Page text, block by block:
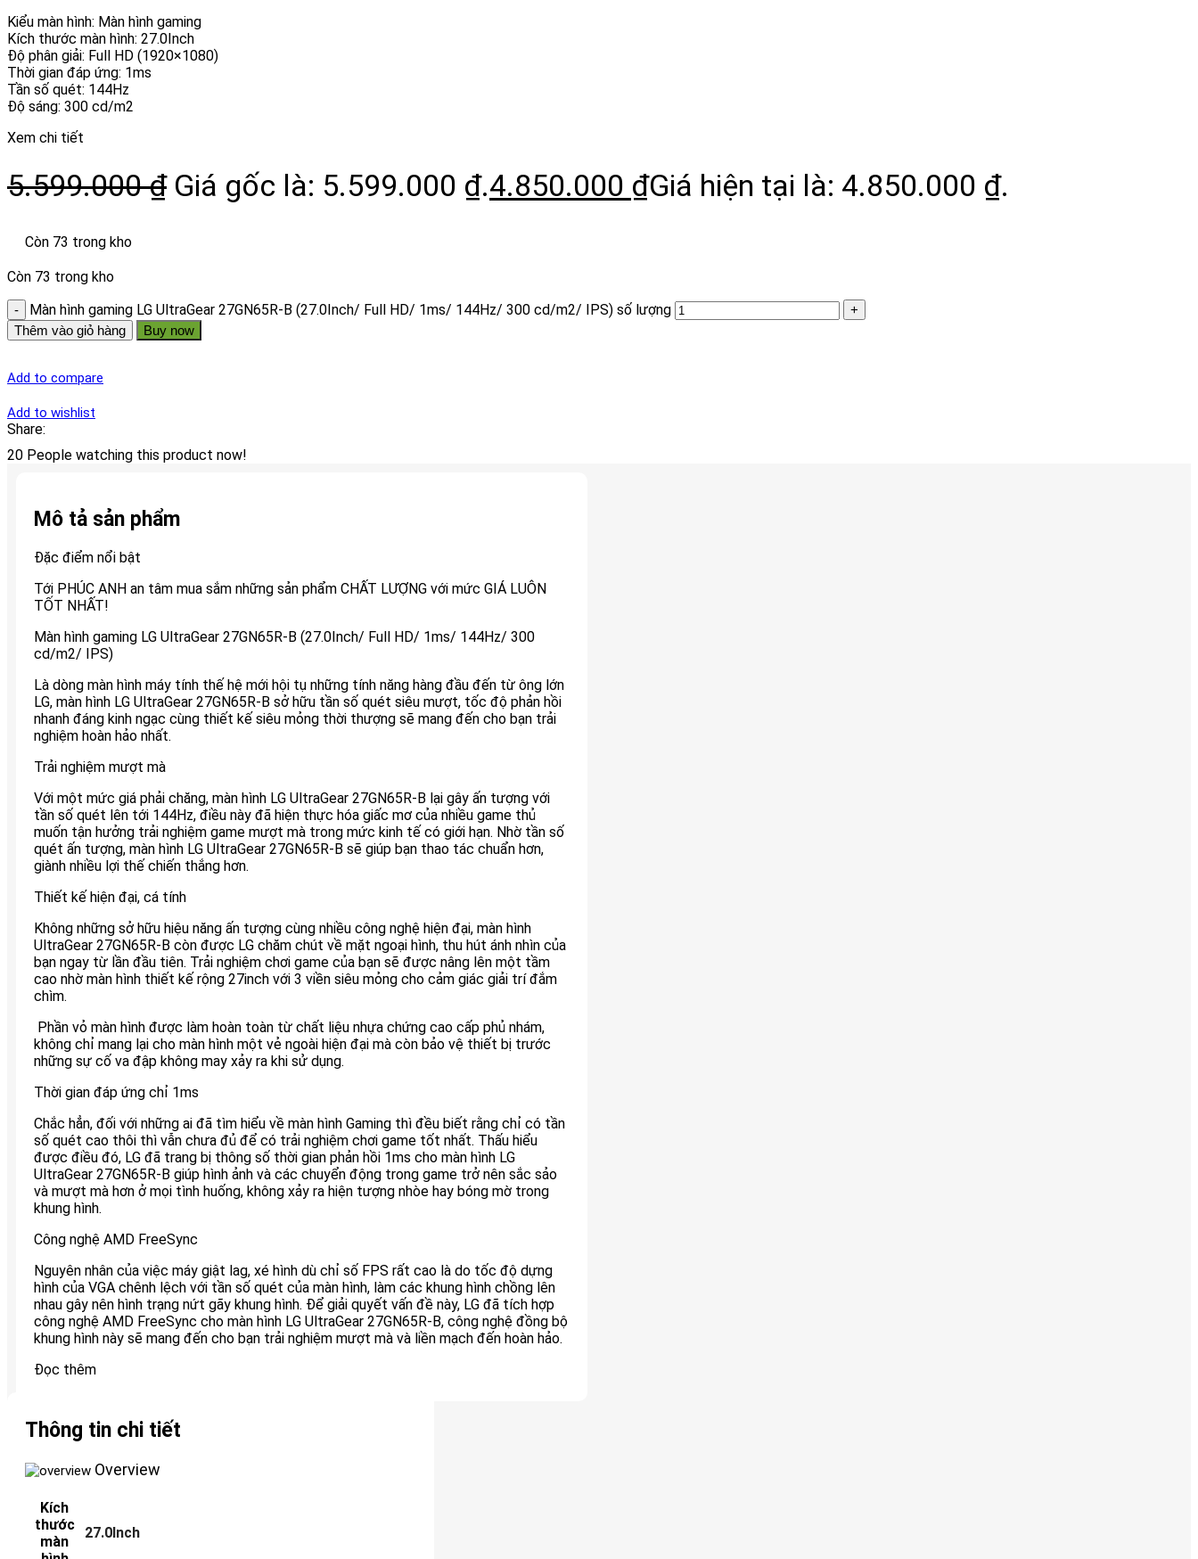
Kiểu màn hình: Màn hình gaming
Kích thước màn hình: 27.0Inch
Độ phân giải: Full HD (1920×1080)
Thời gian đáp ứng: 1ms
Tần số quét: 144Hz
Độ sáng: 300 cd/m2
Xem chi tiết
5.599.000₫ Giá gốc là: 5.599.000 ₫.4.850.000 ₫Giá hiện tại là: 4.850.000 ₫.
Còn 73 trong kho
Còn 73 trong kho
Màn hình gaming LG UltraGear 27GN65R-B (27.0Inch/ Full HD/ 1ms/ 144Hz/ 300 cd/m2/ IPS) số lượng
Thêm vào giỏ hàng Buy now
Add to compare
Add to wishlist
Share:
20 People watching this product now!
Mô tả sản phẩm
Đặc điểm nổi bật
Tới PHÚC ANH an tâm mua sắm những sản phẩm CHẤT LƯỢNG với mức GIÁ LUÔN
TỐT NHẤT!
Màn hình gaming LG UltraGear 27GN65R-B (27.0Inch/ Full HD/ 1ms/ 144Hz/ 300
cd/m2/ IPS)
Là dòng màn hình máy tính thế hệ mới hội tụ những tính năng hàng đầu đến từ ông lớn
LG, màn hình LG UltraGear 27GN65R-B sở hữu tần số quét siêu mượt, tốc độ phản hồi
nhanh đáng kinh ngạc cùng thiết kế siêu mỏng thời thượng sẽ mang đến cho bạn trải
nghiệm hoàn hảo nhất.
Trải nghiệm mượt mà
Với một mức giá phải chăng, màn hình LG UltraGear 27GN65R-B lại gây ấn tượng với
tần số quét lên tới 144Hz, điều này đã hiện thực hóa giấc mơ của nhiều game thủ
muốn tận hưởng trải nghiệm game mượt mà trong mức kinh tế có giới hạn. Nhờ tần số
quét ấn tượng, màn hình LG UltraGear 27GN65R-B sẽ giúp bạn thao tác chuẩn hơn,
giành nhiều lợi thế chiến thắng hơn.
Thiết kế hiện đại, cá tính
Không những sở hữu hiệu năng ấn tượng cùng nhiều công nghệ hiện đại, màn hình
UltraGear 27GN65R-B còn được LG chăm chút về mặt ngoại hình, thu hút ánh nhìn của
bạn ngay từ lần đầu tiên. Trải nghiệm chơi game của bạn sẽ được nâng lên một tầm
cao nhờ màn hình thiết kế rộng 27inch với 3 viền siêu mỏng cho cảm giác giải trí đắm
chìm.
Phần vỏ màn hình được làm hoàn toàn từ chất liệu nhựa chứng cao cấp phủ nhám,
không chỉ mang lại cho màn hình một vẻ ngoài hiện đại mà còn bảo vệ thiết bị trước
những sự cố va đập không may xảy ra khi sử dụng.
Thời gian đáp ứng chỉ 1ms
Chắc hẳn, đối với những ai đã tìm hiểu về màn hình Gaming thì đều biết rằng chỉ có tần
số quét cao thôi thì vẫn chưa đủ để có trải nghiệm chơi game tốt nhất. Thấu hiểu
được điều đó, LG đã trang bị thông số thời gian phản hồi 1ms cho màn hình LG
UltraGear 27GN65R-B giúp hình ảnh và các chuyển động trong game trở nên sắc sảo
và mượt mà hơn ở mọi tình huống, không xảy ra hiện tượng nhòe hay bóng mờ trong
khung hình.
Công nghệ AMD FreeSync
Nguyên nhân của việc máy giật lag, xé hình dù chỉ số FPS rất cao là do tốc độ dựng
hình của VGA chênh lệch với tần số quét của màn hình, làm các khung hình chồng lên
nhau gây nên hình trạng nứt gãy khung hình. Để giải quyết vấn đề này, LG đã tích hợp
công nghệ AMD FreeSync cho màn hình LG UltraGear 27GN65R-B, công nghệ đồng bộ
khung hình này sẽ mang đến cho bạn trải nghiệm mượt mà và liền mạch đến hoàn hảo.
Đọc thêm
Thông tin chi tiết
Overview
Kích
thước
màn
27.0Inch